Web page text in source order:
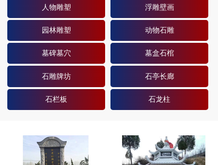
人物雕塑 浮雕壁画
园林雕塑 动物石雕
墓碑墓穴 墓盒石棺
石雕牌坊 石亭长廊
石栏板 石龙柱